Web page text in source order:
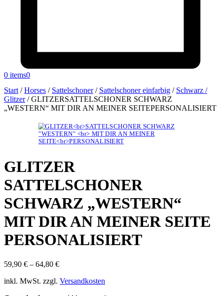
0 items0
Start /Horses / Sattelschoner/ Sattelschoner einfarbig / Schwarz /
Glitzer/GLITZERSATTELSCHONER SCHWARZ
„WESTERN“ MIT DIR AN MEINER SEITEPERSONALISIERT
GLITZER
SATTELSCHONER
SCHWARZ „WESTERN“
MIT DIR AN MEINER SEITE
PERSONALISIERT
59,90 € – 64,80 €
inkl. MwSt. zzgl. Versandkosten